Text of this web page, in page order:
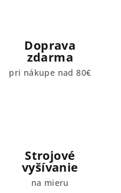
Doprava
zdarma
pri nákupe nad 80€
Strojové
vyšívanie
na mieru